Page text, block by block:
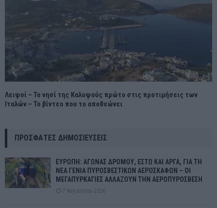
Λειψοί – Το νησί της Καλυψούς πρώτο στις προτιμήσεις των
Ιταλών – Το βίντεο που το αποθεώνει
ΠΡΌΣΦΑΤΕΣ ΔΗΜΟΣΙΕΎΣΕΙΣ
ΕΥΡΩΠΗ: ΑΓΩΝΑΣ ΔΡΟΜΟΥ, ΕΣΤΩ ΚΑΙ ΑΡΓΑ, ΓΙΑ ΤΗ
ΝΕΑ ΓΕΝΙΑ ΠΥΡΟΣΒΕΣΤΙΚΩΝ ΑΕΡΟΣΚΑΦΩΝ – ΟΙ
ΜΕΓΑΠΥΡΚΑΓΙΕΣ ΑΛΛΑΖΟΥΝ ΤΗΝ ΑΕΡΟΠΥΡΟΣΒΕΣΗ
7 Αυγούστου 2026